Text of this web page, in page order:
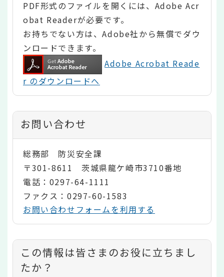
PDF形式のファイルを開くには、Adobe Acr
obat Readerが必要です。
お持ちでない方は、Adobe社から無償でダウ
ンロードできます。
Adobe Acrobat Reade
r のダウンロードへ
お問い合わせ
総務部 防災安全課
〒301-8611 茨城県龍ケ崎市3710番地
電話：0297-64-1111
ファクス：0297-60-1583
お問い合わせフォームを利用する
コ
ン
この情報は皆さまのお役に立ちまし
たか？